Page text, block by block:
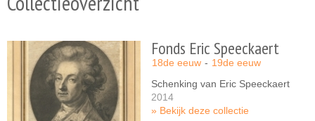
Fonds Eric Speeckaert
18de eeuw
19de eeuw
Schenking van Eric Speeckaert
2014
Bekijk deze collectie